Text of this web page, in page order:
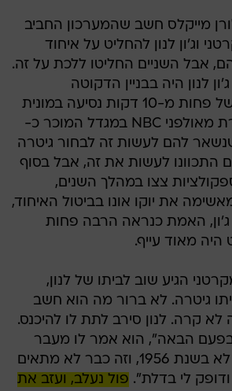
מייקלס חשב שהמערכון החביב
וג'ון לנון להחליט על איחוד
אבל השניים החליטו ללכת על זה.
לנון היה בבניין הדקוטה
המפורסם, מרחק של פחות מ-10 דקות נסיעה במונית
בשעת לילה מאוחרת מאולפני NBC במגדל המוכר כ-
שנשאר להם לעשות זה לבחור גיטרה
התכוונו לעשות את זה, אבל בסוף
צצו במהלך השנים,
את יוקו אונו בביטול האיחוד,
האמת כנראה הרבה פחות
מאוד עייף.
הגיע שוב לביתו של לנון,
גיטרה. לא ברור מה הוא חשב
קרה. לנון סירב לתת לו להיכנס.
הבאה", הוא אמר לו מעבר
לדלת, "אנחנו כבר לא בשנת 1956, וזה כבר לא מתאים
לי בדלת". פול נעלב, ועזב את